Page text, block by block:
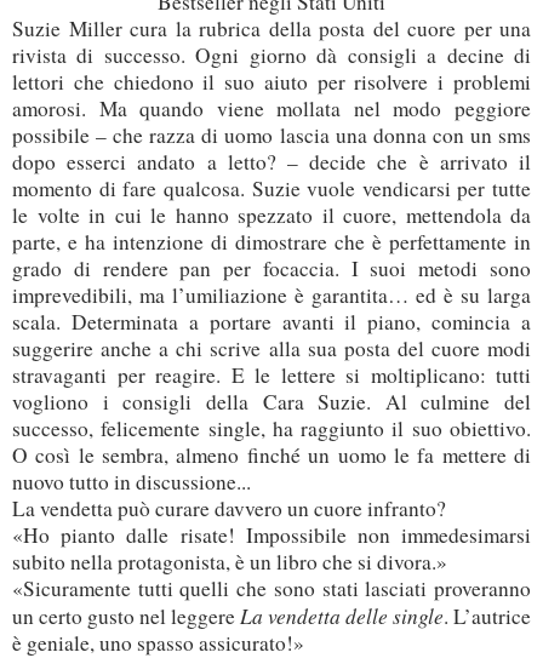
Suzie Miller cura la rubrica della posta del cuore per una
rivista di successo. Ogni giorno dà consigli a decine di
lettori che chiedono il suo aiuto per risolvere i problemi
amorosi. Ma quando viene mollata nel modo peggiore
possibile – che razza di uomo lascia una donna con un sms
dopo esserci andato a letto? – decide che è arrivato il
momento di fare qualcosa. Suzie vuole vendicarsi per tutte
le volte in cui le hanno spezzato il cuore, mettendola da
parte, e ha intenzione di dimostrare che è perfettamente in
grado di rendere pan per focaccia. I suoi metodi sono
imprevedibili, ma l’umiliazione è garantita… ed è su larga
scala. Determinata a portare avanti il piano, comincia a
suggerire anche a chi scrive alla sua posta del cuore modi
stravaganti per reagire. E le lettere si moltiplicano: tutti
vogliono i consigli della Cara Suzie. Al culmine del
successo, felicemente single, ha raggiunto il suo obiettivo.
O così le sembra, almeno finché un uomo le fa mettere di
nuovo tutto in discussione...
La vendetta può curare davvero un cuore infranto?
«Ho pianto dalle risate! Impossibile non immedesimarsi
subito nella protagonista, è un libro che si divora.»
«Sicuramente tutti quelli che sono stati lasciati proveranno
un certo gusto nel leggere La vendetta delle single. L’autrice
è geniale, uno spasso assicurato!»